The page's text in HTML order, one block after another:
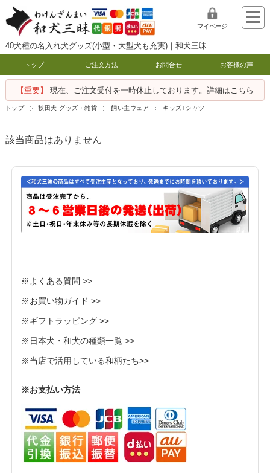
40犬種の名入れ犬グッズ(小型・大型犬も充実)｜和犬三昧
マイページ
トップ ご注文方法 お問合せ お客様の声
【重要】 現在、ご注文受付を一時休止しております。詳細はこちら
トップ 秋田犬 グッズ・雑貨 飼い主ウェア キッズTシャツ
該当商品はありません
※よくある質問 >>
※お買い物ガイド >>
※ギフトラッピング >>
※日本犬・和犬の種類一覧 >>
※当店で活用している和柄たち>>
※お支払い方法